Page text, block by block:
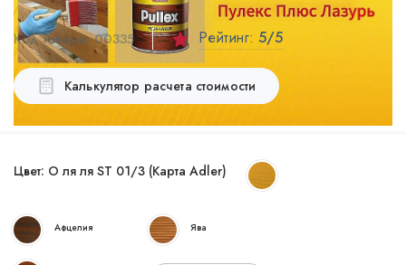
Код товара:00335 Рейтинг: 5/5
Калькулятор расчета стоимости
Цвет: О ля ля ST 01/3 (Карта Adler)
Афцелия Ява